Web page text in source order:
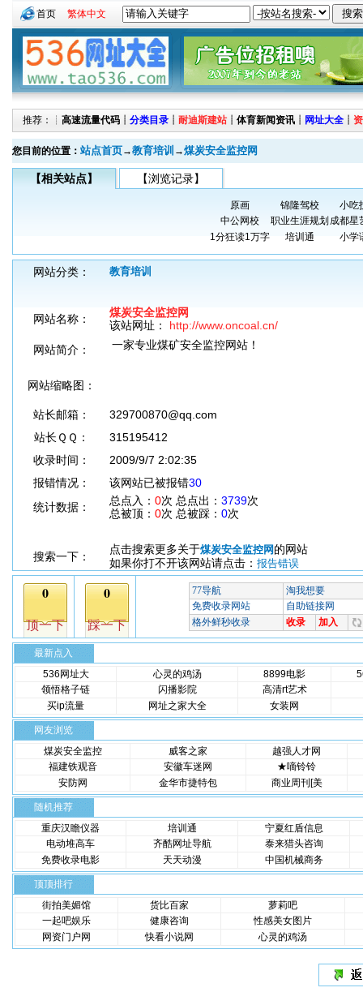
首页 繁体中文
推荐：┊ 高速流量代码 ┊ 分类目录 ┊ 耐迪斯建站 ┊ 体育新闻资讯 ┊ 网址大全 ┊
您目前的位置： 站点首页→教育培训 →煤炭安全监控网
【相关站点】 【浏览记录】
原画 锦隆驾校
小吃
中公网校
职业生涯规划 成都星
1分狂读1万字
培训通 小学
网站分类： 教育培训
网站名称：
煤炭安全监控网
该站网址： http://www.oncoal.cn/
网站简介：
一家专业煤矿安全监控网站！
网站缩略图：
站长邮箱：
329700870@qq.com
站长ＱＱ：
315195412
收录时间：
2009/9/7 2:02:35
报错情况：
该网站已被报错30
统计数据：
总点入： 0次 总点出： 3739次
总被顶： 0次 总被踩： 0次
搜索一下：
点击搜索更多关于煤炭安全监控网 的网站
如果你打不开该网站请点击： 报告错误
最新点入
536网址大
心灵的鸡汤 8899电影
领悟格子链
闪播影院
高清rt艺术
买ip流量
网址之家大全 女装网
网友浏览
煤炭安全监控
威客之家
越强人才网
福建铁观音
安徽车迷网
★嘀铃铃
安防网
金华市捷特包 商业周刊[美
随机推荐
重庆汉瞻仪器
培训通
宁夏红盾信息
电动堆高车
齐酷网址导航
泰来猎头咨询
免费收录电影
天天动漫 中国机械商务
顶顶排行
街拍美媚馆
货比百家
萝莉吧
一起吧娱乐
健康咨询
性感美女图片
网资门户网
快看小说网 心灵的鸡汤